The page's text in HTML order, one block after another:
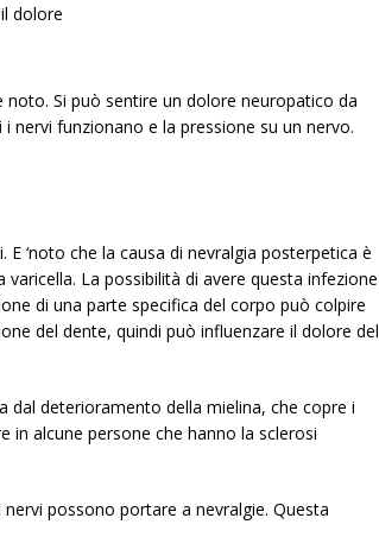
dolore
Si può sentire un dolore neuropatico da
nervi funzionano e la pressione su un nervo.
E ‘noto che la causa di nevralgia posterpetica è
varicella. La possibilità di avere questa infezione
di una parte specifica del corpo può colpire
del dente, quindi può influenzare il dolore del
dal deterioramento della mielina, che copre i
in alcune persone che hanno la sclerosi
possono portare a nevralgie. Questa